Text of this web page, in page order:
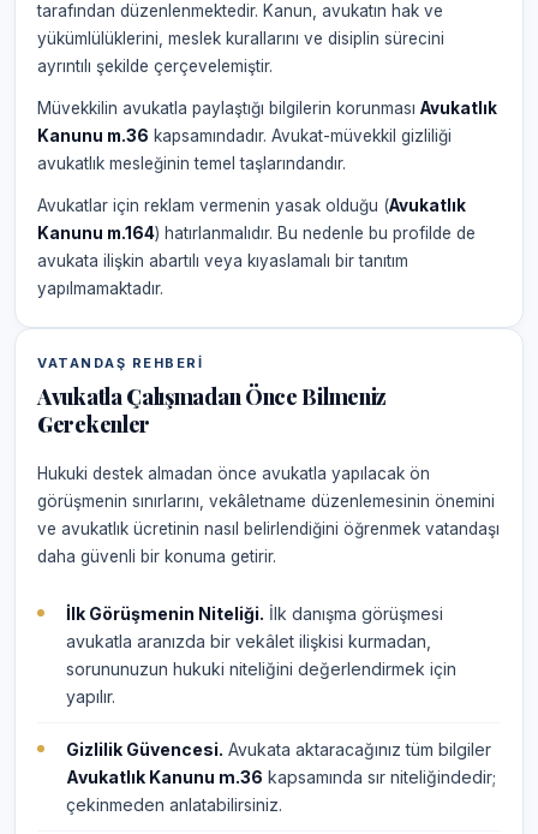
tarafından düzenlenmektedir. Kanun, avukatın hak ve
yükümlülüklerini, meslek kurallarını ve disiplin sürecini
ayrıntılı şekilde çerçevelemiştir.
Müvekkilin avukatla paylaştığı bilgilerin korunması Avukatlık
Kanunu m.36 kapsamındadır. Avukat-müvekkil gizliliği
avukatlık mesleğinin temel taşlarındandır.
Avukatlar için reklam vermenin yasak olduğu (Avukatlık
Kanunu m.164) hatırlanmalıdır. Bu nedenle bu profilde de
avukata ilişkin abartılı veya kıyaslamalı bir tanıtım
yapılmamaktadır.
VATANDAŞ REHBERI
Avukatla Çalışmadan Önce Bilmeniz
Gerekenler
Hukuki destek almadan önce avukatla yapılacak ön
görüşmenin sınırlarını, vekâletname düzenlemesinin önemini
ve avukatlık ücretinin nasıl belirlendiğini öğrenmek vatandaşı
daha güvenli bir konuma getirir.
İlk Görüşmenin Niteliği. İlk danışma görüşmesi
avukatla aranızda bir vekâlet ilişkisi kurmadan,
sorununuzun hukuki niteliğini değerlendirmek için
yapılır.
Gizlilik Güvencesi. Avukata aktaracağınız tüm bilgiler
Avukatlık Kanunu m.36 kapsamında sır niteliğindedir;
çekinmeden anlatabilirsiniz.